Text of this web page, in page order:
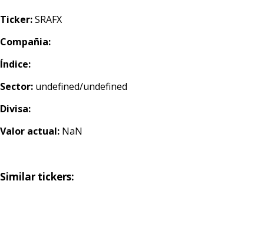
Ticker:SRAFX
Compañia:
Índice:
Sector: undefined/undefined
Divisa:
Valor actual: NaN
Similar tickers: